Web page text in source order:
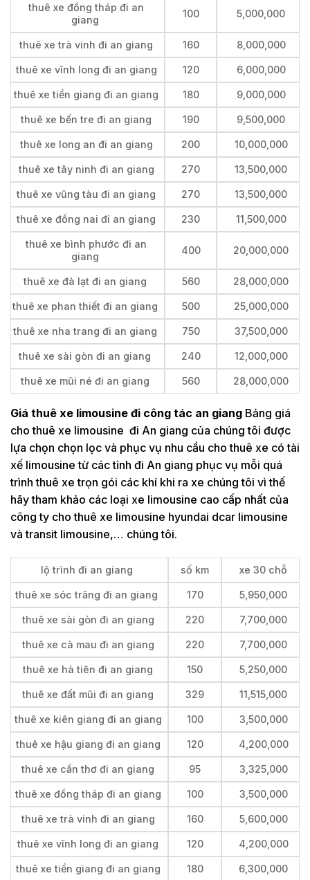
thuê xe đồng tháp đi an
giang
100 5,000,000
thuê xe trà vinh đi an giang 160 8,000,000
thuê xe vĩnh long đi an giang 120 6,000,000
thuê xe tiền giang đi an giang 180 9,000,000
thuê xe bến tre đi an giang 190 9,500,000
thuê xe long an đi an giang 200 10,000,000
thuê xe tây ninh đi an giang 270 13,500,000
thuê xe vũng tàu đi an giang 270 13,500,000
thuê xe đồng nai đi an giang 230 11,500,000
thuê xe bình phước đi an
giang
400 20,000,000
thuê xe đà lạt đi an giang 560 28,000,000
thuê xe phan thiết đi an giang 500 25,000,000
thuê xe nha trang đi an giang 750 37,500,000
thuê xe sài gòn đi an giang 240 12,000,000
thuê xe mũi né đi an giang 560 28,000,000
Giá thuê xe limousine đi công tác an giang Bảng giá
cho thuê xe limousine đi An giang của chúng tôi được
lựa chọn chọn lọc và phục vụ nhu cầu cho thuê xe có tài
xế limousine từ các tỉnh đi An giang phục vụ mỗi quá
trình thuê xe trọn gói các khí khi ra xe chúng tôi vì thế
hãy tham khảo các loại xe limousine cao cấp nhất của
công ty cho thuê xe limousine hyundai dcar limousine
và transit limousine,… chúng tôi.
lộ trình đi an giang số km xe 30 chỗ
thuê xe sóc trăng đi an giang 170 5,950,000
thuê xe sài gòn đi an giang 220 7,700,000
thuê xe cà mau đi an giang 220 7,700,000
thuê xe hà tiên đi an giang 150 5,250,000
thuê xe đất mũi đi an giang 329 11,515,000
thuê xe kiên giang đi an giang 100 3,500,000
thuê xe hậu giang đi an giang 120 4,200,000
thuê xe cần thơ đi an giang 95 3,325,000
thuê xe đồng tháp đi an giang 100 3,500,000
thuê xe trà vinh đi an giang 160 5,600,000
thuê xe vĩnh long đi an giang 120 4,200,000
thuê xe tiền giang đi an giang 180 6,300,000